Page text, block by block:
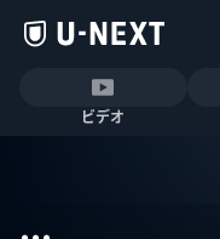
ビデオ
...